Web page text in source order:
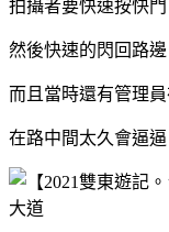
拍攝者要快速按快門
然後快速的閃回路邊
而且當時還有管理
在路中間太久會逼逼